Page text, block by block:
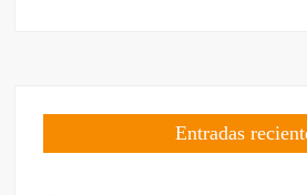
Entradas